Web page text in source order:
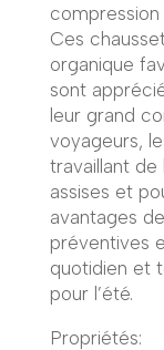
compression
Ces
organique
sont
leur grand
voyageurs,
travaillant de
assises et
avantages
préventives
quotidien et
pour l’été.
Propriétés: